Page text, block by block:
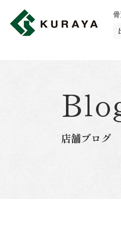
ダイヤモ
楽器
店舗ブログ